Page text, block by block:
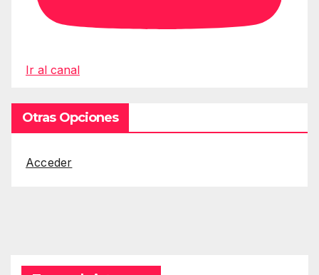
Ir al canal
Otras Opciones
Acceder